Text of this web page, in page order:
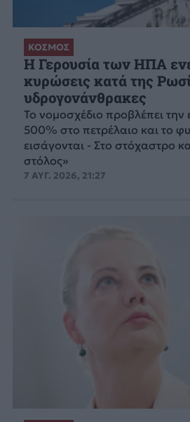
ΚΟΣΜΟΣ
Η Γερουσία των ΗΠΑ
κυρώσεις κατά της
υδρογονάνθρακες
Το νομοσχέδιο προβλέπει
500% στο πετρέλαιο και το
εισάγονται - Στο στόχαστρο
στόλος»
7 ΑΥΓ. 2026, 21:27